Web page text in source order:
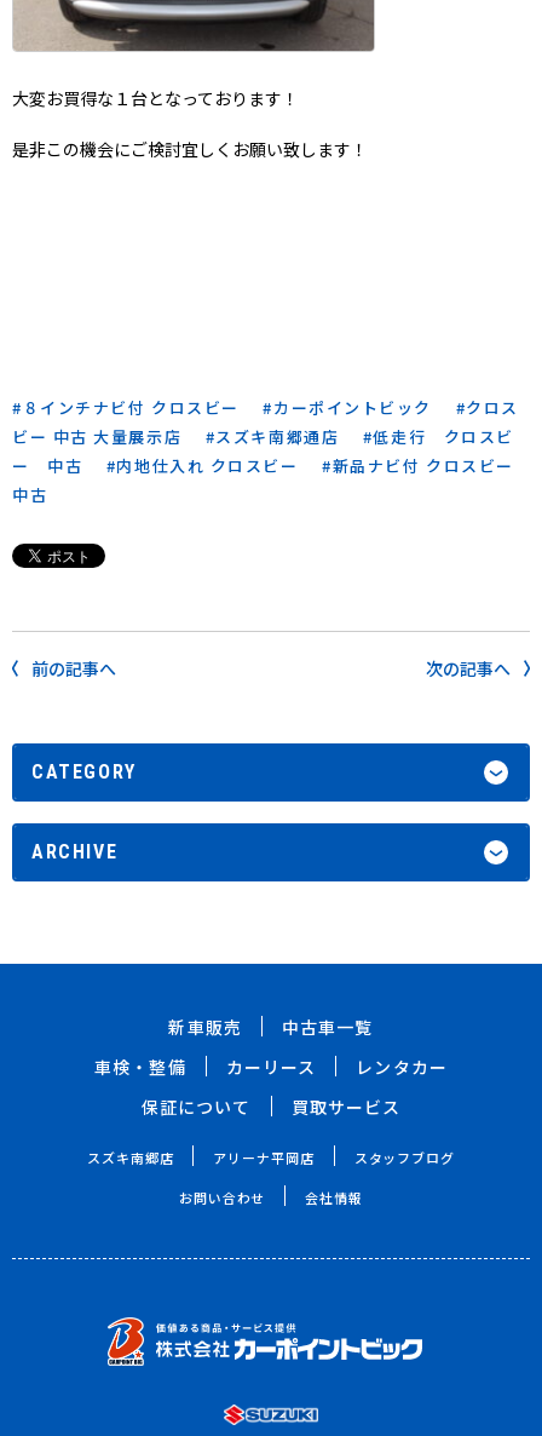
大変お買得な１台となっております！
是非この機会にご検討宜しくお願い致します！
８インチナビ付 クロスビー カーポイントビック
クロス
ビー 中古 大量展示店
スズキ南郷通店
低走行 クロスビ
ー 中古
内地仕入れ クロスビー
新品ナビ付 クロスビー
中古
前の記事へ 次の記事へ
CATEGORY
ARCHIVE
新車販売
中古車一覧
車検・整備
カーリース
レンタカー
保証について
買取サービス
スズキ南郷店 アリーナ平岡店 スタッフブログ
お問い合わせ 会社情報